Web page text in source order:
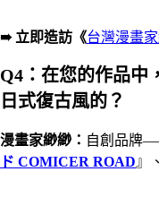
➠ 立即造訪《台灣漫畫
Q4：在您的作品中
日式復古風的？
漫畫家緲緲 ： 自創品牌
ド COMICER ROAD 』、